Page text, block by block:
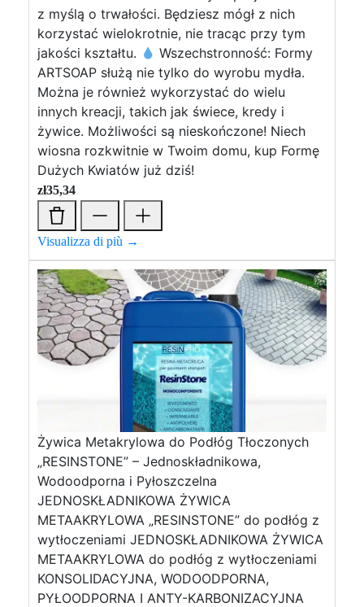
z myślą o trwałości. Będziesz mógł z nich
korzystać wielokrotnie, nie tracąc przy tym
jakości kształtu.
Wszechstronność: Formy
ARTSOAP służą nie tylko do wyrobu mydła.
Można je również wykorzystać do wielu
innych kreacji, takich jak świece, kredy i
żywice. Możliwości są nieskończone! Niech
wiosna rozkwitnie w Twoim domu, kup Formę
Dużych Kwiatów już dziś!
zł35,34
Visualizza di più →
Żywica Metakrylowa do Podłóg Tłoczonych
„RESINSTONE” – Jednoskładnikowa,
Wodoodporna i Pyłoszczelna
JEDNOSKŁADNIKOWA ŻYWICA
METAAKRYLOWA „RESINSTONE” do podłóg z
wytłoczeniami JEDNOSKŁADNIKOWA ŻYWICA
METAAKRYLOWA do podłóg z wytłoczeniami
KONSOLIDACYJNA, WODOODPORNA,
PYŁOODPORNA I ANTY-KARBONIZACYJNA